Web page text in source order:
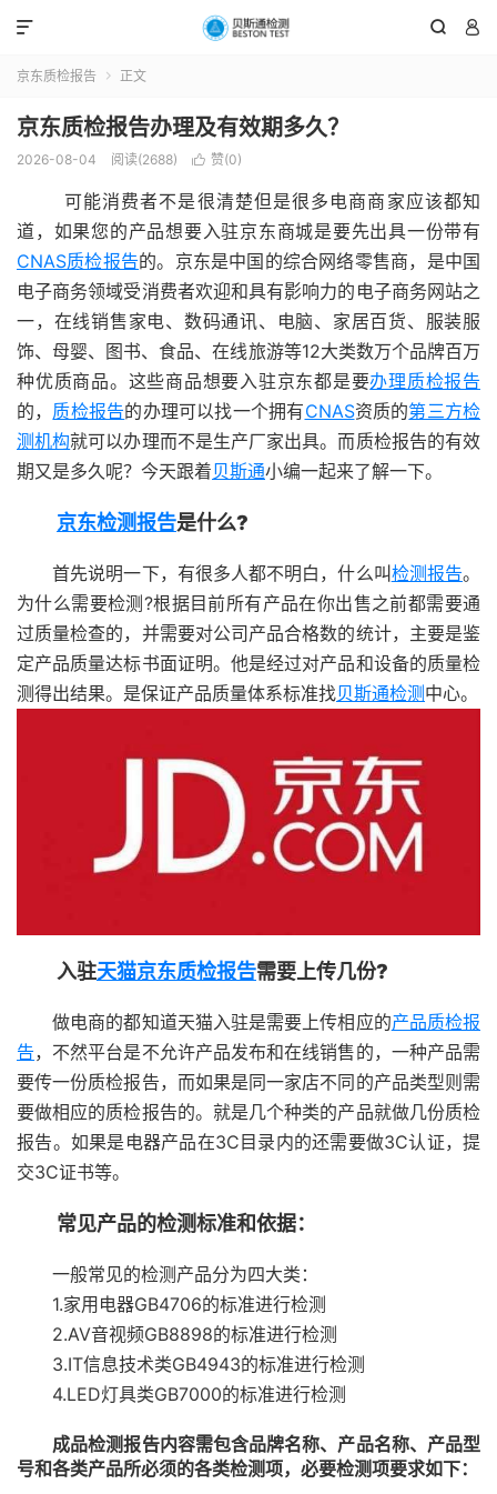
 

京东质检报告  正文
京东质检报告办理及有效期多久？
2026-08-04 阅读(2688)  赞(0)
可能消费者不是很清楚但是很多电商商家应该都知
道，如果您的产品想要入驻京东商城是要先出具一份带有
CNAS质检报告的。京东是中国的综合网络零售商，是中国
电子商务领域受消费者欢迎和具有影响力的电子商务网站之
一，在线销售家电、数码通讯、电脑、家居百货、服装服
饰、母婴、图书、食品、在线旅游等12大类数万个品牌百万
种优质商品。这些商品想要入驻京东都是要办理质检报告
的， 质检报告的办理可以找一个拥有CNAS资质的第三方检
测机构就可以办理而不是生产厂家出具。而质检报告的有效
期又是多久呢？今天跟着贝斯通小编一起来了解一下。
京东检测报告是什么?
首先说明一下，有很多人都不明白，什么叫检测报告。
为什么需要检测?根据目前所有产品在你出售之前都需要通
过质量检查的，并需要对公司产品合格数的统计，主要是鉴
定产品质量达标书面证明。他是经过对产品和设备的质量检
测得出结果。是保证产品质量体系标准找贝斯通检测 中心。
入驻天猫京东质检报告需要上传几份?
做电商的都知道天猫入驻是需要上传相应的产品质检报
告，不然平台是不允许产品发布和在线销售的，一种产品需
要传一份质检报告，而如果是同一家店不同的产品类型则需
要做相应的质检报告的。就是几个种类的产品就做几份质检
报告。如果是电器产品在3C目录内的还需要做3C认证，提
交3C证书等。
常见产品的检测标准和依据：
一般常见的检测产品分为四大类：
1.家用电器GB4706的标准进行检测
2.AV音视频GB8898的标准进行检测
3.IT信息技术类GB4943的标准进行检测
4.LED灯具类GB7000的标准进行检测
成品检测报告内容需包含品牌名称、产品名称、产品型
号和各类产品所必须的各类检测项，必要检测项要求如下：